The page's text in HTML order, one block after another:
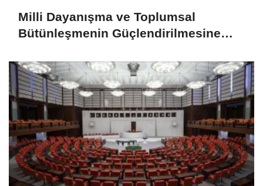
Milli Dayanışma ve Toplumsal
Bütünleşmenin Güçlendirilmesine
Komisyonunda